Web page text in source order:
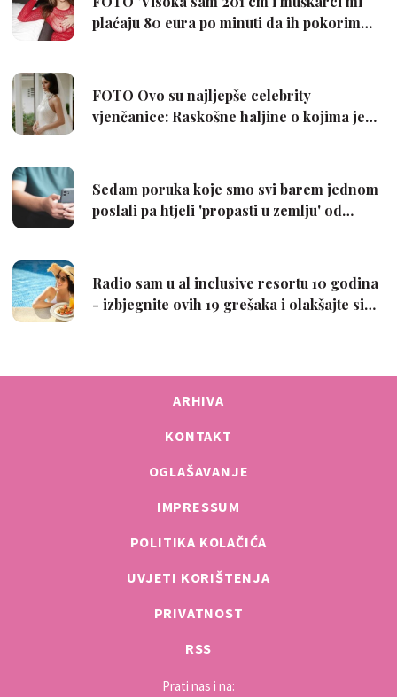
ARHIVA
KONTAKT
OGLAŠAVANJE
IMPRESSUM
POLITIKA KOLAČIĆA
UVJETI KORIŠTENJA
PRIVATNOST
RSS
Prati nas i na: